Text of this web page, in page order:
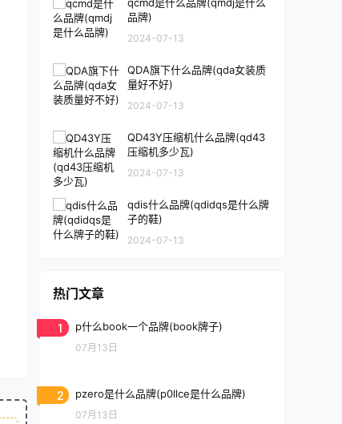
品牌)
2024-07-13
QDA旗下什么品牌(qda女装质
量好不好)
2024-07-13
QD43Y压缩机什么品牌(qd43
压缩机多少瓦)
2024-07-13
qdis什么品牌(qdidqs是什么牌
子的鞋)
2024-07-13
热门文章
1 p什么book一个品牌(book牌子)
07月13日
2 pzero是什么品牌(p0llce是什么品牌)
07月13日